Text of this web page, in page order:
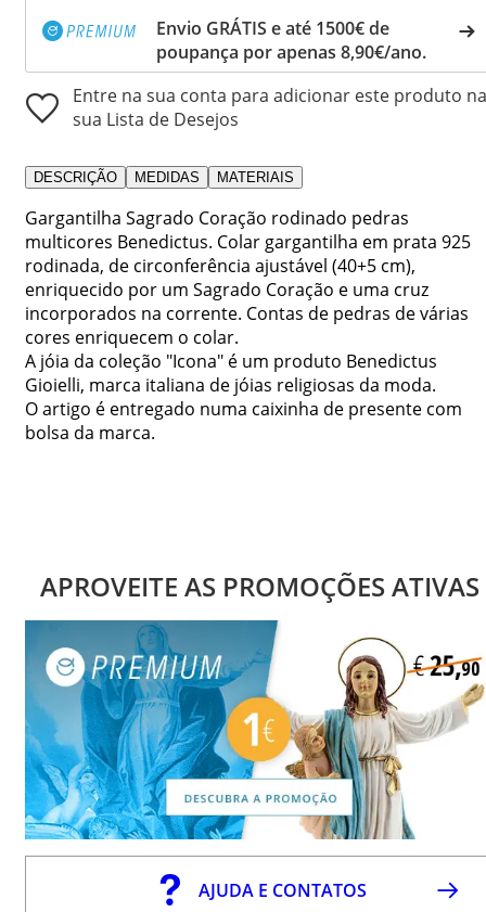
Envio GRÁTIS e até 1500€ de
poupança por apenas 8,90€/ano.
Entre na sua conta para adicionar este produto na
sua Lista de Desejos
DESCRIÇÃO MEDIDAS MATERIAIS
Gargantilha Sagrado Coração rodinado pedras
multicores Benedictus. Colar gargantilha em prata 925
rodinada, de circonferência ajustável (40+5 cm),
enriquecido por um Sagrado Coração e uma cruz
incorporados na corrente. Contas de pedras de várias
cores enriquecem o colar.
A jóia da coleção "Icona" é um produto Benedictus
Gioielli, marca italiana de jóias religiosas da moda.
O artigo é entregado numa caixinha de presente com
bolsa da marca.
APROVEITE AS PROMOÇÕES ATIVAS
AJUDA E CONTATOS